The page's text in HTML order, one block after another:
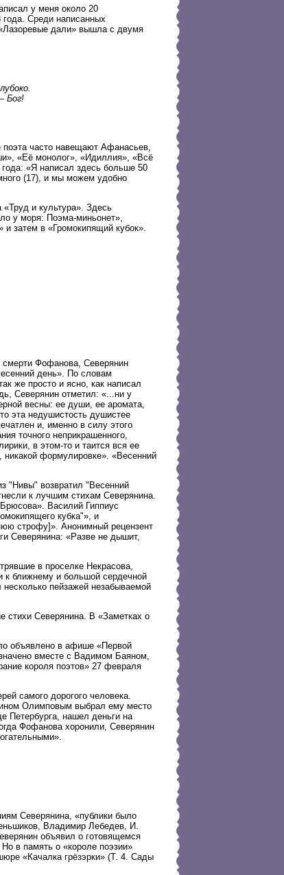
у меня около 20
Среди написанных
дали» вышла с двумя
Бог!
поэта часто навещают Афанасьев,
«Её монолог», «Идиллия», «Всё
«Я написал здесь больше 50
(17), и мы можем удобно
«Труд и культура». Здесь
у моря: Поэма-миньонет»,
и затем в «Громокипящий кубок».
смерти Фофанова, Северянин
день». По словам
же просто и ясно, как написал
Северянин отметил: «...ни у
весны: ее души, ее аромата,
эта недушистость душистее
и, именно в силу этого
точного неприкрашенного,
в этом-то и таится вся ее
формулировке». «Весенний
"Нивы" возвратил "Весенний
к лучшим стихам Северянина.
Василий Гиппиус
кубка"», и
строфу]». Анонимный рецензент
Северянина: «Разве не дышит,
в проселке Некрасова,
к ближнему и большой сердечной
пейзажей незабываемой
стихи Северянина. В «Заметках о
объявлено в афише «Первой
вместе с Вадимом Баяном,
короля поэтов» 27 февраля
самого дорогого человека.
Олимповым выбрал ему место
Петербурга, нашел деньги на
Фофанова хоронили, Северянин
Северянина, «публики было
Владимир Лебедев, И.
объявил о готовящемся
в память о «короле поэзии»
«Качалка грёзэрки» (Т. 4. Сады